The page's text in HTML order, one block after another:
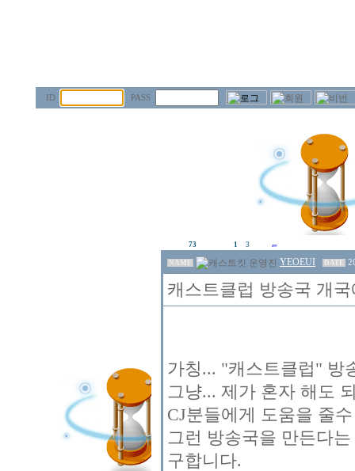
ID PASS
73 1 3
NAME YEOEUI DATE
캐스트클럽 방송국 개
가칭... "캐스트클럽" 방
그냥... 제가 혼자 해도
CJ분들에게 도움을 줄
그런 방송국을 만든다
구합니다.